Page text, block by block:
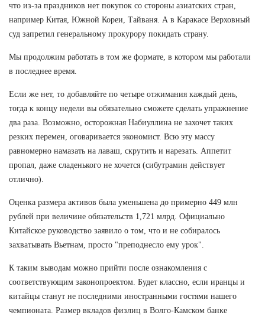
что из-за праздников нет покупок со стороны азиатских стран,
например Китая, Южной Кореи, Тайваня. А в Каракасе Верховный
суд запретил генеральному прокурору покидать страну.
Мы продолжим работать в том же формате, в котором мы работали
в последнее время.
Если же нет, то добавляйте по четыре отжимания каждый день,
тогда к концу недели вы обязательно сможете сделать упражнение
два раза. Возможно, осторожная Набиуллина не захочет таких
резких перемен, оговаривается экономист. Всю эту массу
равномерно намазать на лаваш, скрутить и нарезать. Аппетит
пропал, даже сладенького не хочется (сибутрамин действует
отлично).
Оценка размера активов была уменьшена до примерно 449 млн
рублей при величине обязательств 1,721 млрд. Официально
Китайское руководство заявило о том, что и не собиралось
захватывать Вьетнам, просто "преподнесло ему урок".
К таким выводам можно прийти после ознакомления с
соответствующим законопроектом. Будет классно, если иранцы и
китайцы станут не последними иностранными гостями нашего
чемпионата. Размер вкладов физлиц в Волго-Камском банке